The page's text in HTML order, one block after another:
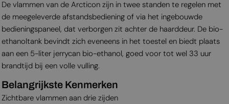
De vlammen van de Arcticon zijn in twee standen te regelen met
de meegeleverde afstandsbediening of via het ingebouwde
bedieningspaneel, dat verborgen zit achter de haarddeur. De bio-
ethanoltank bevindt zich eveneens in het toestel en biedt plaats
aan een 5-liter jerrycan bio-ethanol, goed voor tot wel 33 uur
brandtijd bij een volle vulling.
Belangrijkste Kenmerken
Zichtbare vlammen aan drie zijden